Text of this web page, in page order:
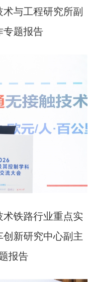
与工程研究所副
专题报告
铁路行业重点实
新研究中心副主
报告